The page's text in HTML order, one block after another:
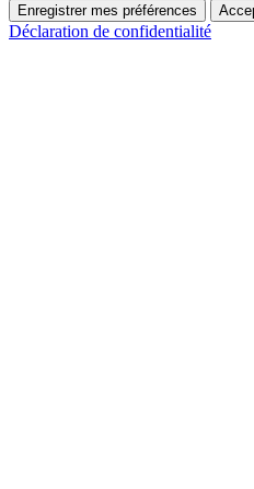
Enregistrer mes préférences
Déclaration de confidentialité